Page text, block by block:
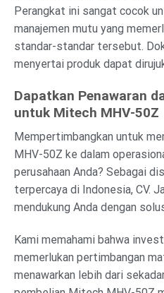
Perangkat ini sangat cocok
manajemen mutu yang
standar-standar tersebut.
menyertai produk dapat
Dapatkan Penawaran
untuk Mitech MHV-50Z
Mempertimbangkan untuk
MHV-50Z ke dalam
perusahaan Anda? Sebagai
terpercaya di Indonesia, CV.
mendukung Anda dengan
Kami memahami bahwa
memerlukan pertimbangan
menawarkan lebih dari